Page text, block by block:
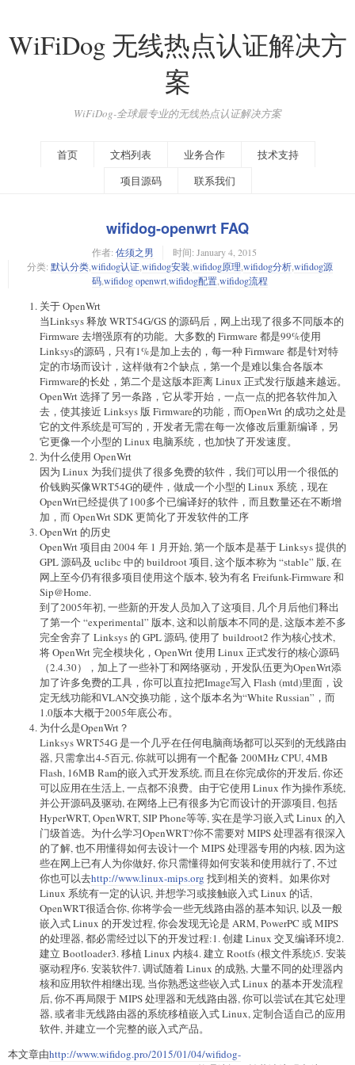
WiFiDog 无线热点认证解决方
案
WiFiDog-全球最专业的无线热点认证解决方案
首页 文档列表 业务合作
技术支持
项目源码
联系我们
wifidog-openwrt FAQ
作者: 佐须之男 时间: January 4, 2015
分类: 默认分类,wifidog认证,wifidog安装 wifidog原理 wifidog分析,wifidog源
码,wifidog openwrt,wifidog配置,wifidog流程
关于 OpenWrt
当Linksys 释放 WRT54G/GS 的源码后，网上出现了很多不同版本的
Firmware 去增强原有的功能。大多数的 Firmware 都是99%使用
Linksys的源码，只有1%是加上去的，每一种 Firmware 都是针对特
定的市场而设计，这样做有2个缺点，第一个是难以集合各版本
Firmware的长处，第二个是这版本距离 Linux 正式发行版越来越远。
OpenWrt 选择了另一条路，它从零开始，一点一点的把各软件加入
去，使其接近 Linksys 版 Firmware的功能，而OpenWrt 的成功之处是
它的文件系统是可写的，开发者无需在每一次修改后重新编译，另
它更像一个小型的 Linux 电脑系统，也加快了开发速度。
为什么使用 OpenWrt
因为 Linux 为我们提供了很多免费的软件，我们可以用一个很低的
价钱购买像WRT54G的硬件，做成一个小型的 Linux 系统，现在
OpenWrt已经提供了100多个已编译好的软件，而且数量还在不断增
加，而 OpenWrt SDK 更简化了开发软件的工序
OpenWrt 的历史
OpenWrt 项目由 2004 年 1 月开始, 第一个版本是基于 Linksys 提供的
GPL 源码及 uclibc 中的 buildroot 项目, 这个版本称为 “stable” 版, 在
网上至今仍有很多项目使用这个版本, 较为有名 Freifunk-Firmware 和
Sip@Home.
到了2005年初, 一些新的开发人员加入了这项目, 几个月后他们释出
了第一个 “experimental” 版本, 这和以前版本不同的是, 这版本差不多
完全舍弃了 Linksys 的 GPL 源码, 使用了 buildroot2 作为核心技术,
将 OpenWrt 完全模块化，OpenWrt 使用 Linux 正式发行的核心源码
（2.4.30），加上了一些补丁和网络驱动，开发队伍更为OpenWrt添
加了许多免费的工具，你可以直拉把Image写入 Flash (mtd)里面，设
定无线功能和VLAN交换功能，这个版本名为“White Russian”，而
1.0版本大概于2005年底公布。
为什么是OpenWrt？
Linksys WRT54G 是一个几乎在任何电脑商场都可以买到的无线路由
器, 只需拿出4-5百元, 你就可以拥有一个配备 200MHz CPU, 4MB
Flash, 16MB Ram的嵌入式开发系统, 而且在你完成你的开发后, 你还
可以应用在生活上, 一点都不浪费。由于它使用 Linux 作为操作系统,
并公开源码及驱动, 在网络上已有很多为它而设计的开源项目, 包括
HyperWRT, OpenWRT, SIP Phone等等, 实在是学习嵌入式 Linux 的入
门级首选。为什么学习OpenWRT?你不需要对 MIPS 处理器有很深入
的了解, 也不用懂得如何去设计一个 MIPS 处理器专用的内核, 因为这
些在网上已有人为你做好, 你只需懂得如何安装和使用就行了, 不过
你也可以去http://www.linux-mips.org 找到相关的资料。如果你对
Linux 系统有一定的认识, 并想学习或接触嵌入式 Linux 的话,
OpenWRT很适合你, 你将学会一些无线路由器的基本知识, 以及一般
嵌入式 Linux 的开发过程, 你会发现无论是 ARM, PowerPC 或 MIPS
的处理器, 都必需经过以下的开发过程:1. 创建 Linux 交叉编译环境2.
建立 Bootloader3. 移植 Linux 内核4. 建立 Rootfs (根文件系统)5. 安装
驱动程序6. 安装软件7. 调试随着 Linux 的成熟, 大量不同的处理器内
核和应用软件相继出现, 当你熟悉这些嵚入式 Linux 的基本开发流程
后, 你不再局限于 MIPS 处理器和无线路由器, 你可以尝试在其它处理
器, 或者非无线路由器的系统移植嵌入式 Linux, 定制合适自己的应用
软件, 并建立一个完整的嵌入式产品。
本文章由http://www.wifidog.pro/2015/01/04/wifidog-